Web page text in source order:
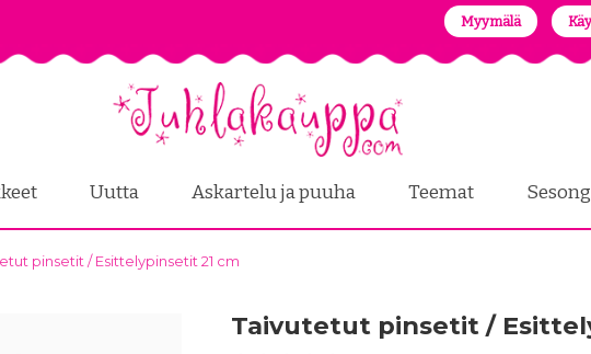
Myymälä
Uutta Askartelu ja puuha Teemat
pinsetit / Esittelypinsetit 21 cm
Taivutetut pinsetit /